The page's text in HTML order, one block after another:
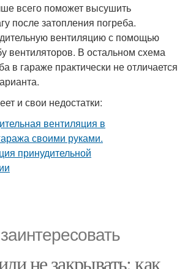
всего поможет высушить
после затопления погреба.
вентиляцию с помощью
вентиляторов. В остальном схема
в гараже практически не отличается
и свои недостатки:
не закрывать: как